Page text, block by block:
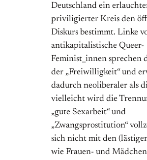
Deutschland ein
priviligierter Kreis den
Diskurs bestimmt. Linke
antikapitalistische Queer-
Feminist_innen sprechen
der „Freiwilligkeit“ und
dadurch neoliberaler als
vielleicht wird die
„gute Sexarbeit“ und
„Zwangsprostitution“
sich nicht mit den
wie Frauen- und